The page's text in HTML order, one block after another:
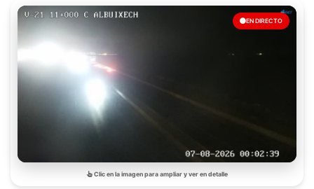
EN DIRECTO
Clic en la imagen para ampliar y ver en detalle